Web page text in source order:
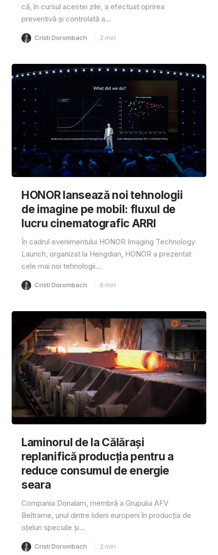
că, în cursul acestei zile, a efectuat oprirea
preventivă și controlată a...
Cristi Dorombach 2 min
HONOR lansează noi tehnologii
de imagine pe mobil: fluxul de
lucru cinematografic ARRI
În cadrul evenimentului HONOR Imaging Technology
Launch, organizat la Hengdian, HONOR a prezentat
cele mai noi tehnologii...
Cristi Dorombach 6 min
Laminorul de la Călărași
replanifică producția pentru a
reduce consumul de energie
seara
Compania Donalam, membră a Grupului AFV
Beltrame, unul dintre liderii europeni în producția de
oțeluri speciale și...
Cristi Dorombach 2 min